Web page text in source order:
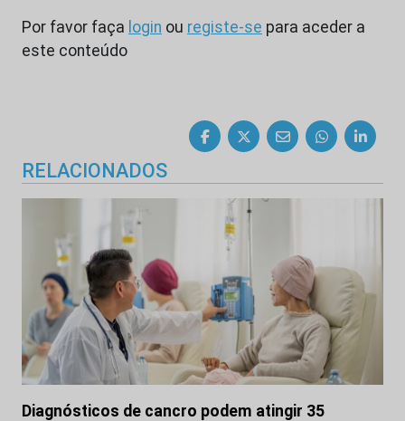
Por favor faça login ou registe-se para aceder a
este conteúdo
RELACIONADOS
Diagnósticos de cancro podem atingir 35